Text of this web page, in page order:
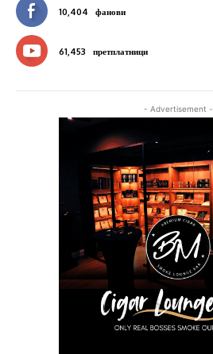
10,404 фанови
61,453 претплатници
- Advertisement -